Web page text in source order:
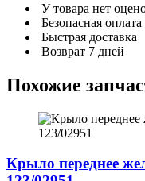
У товара нет
Безопасная оплата
Быстрая доставка
Возврат 7 дней
Похожие
Крыло переднее